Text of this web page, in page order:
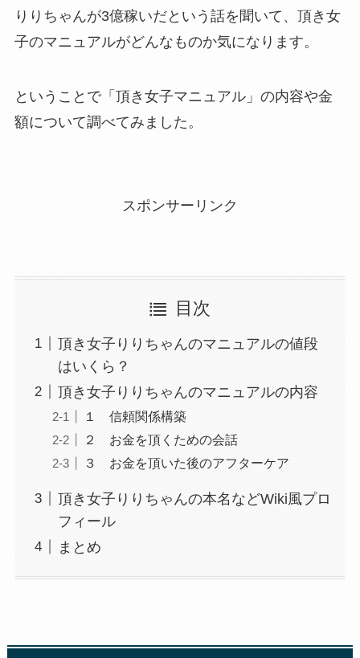
りりちゃんが3億稼いだという話を聞いて、頂き女
子のマニュアルがどんなものか気になります。
ということで「頂き女子マニュアル」の内容や金
額について調べてみました。
スポンサーリンク
目次
頂き女子りりちゃんのマニュアルの値段
はいくら？
頂き女子りりちゃんのマニュアルの内容
１ 信頼関係構築
２ お金を頂くための会話
３ お金を頂いた後のアフターケア
頂き女子りりちゃんの本名などWiki風プロ
フィール
まとめ